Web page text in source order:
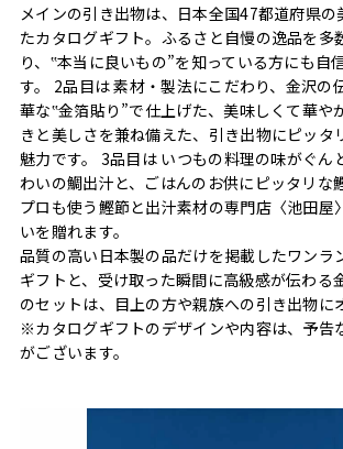
メインの引き出物は、日本全国47都道府県の
たカタログギフト。ふるさと自慢の逸品を多
り、‟本当に良いもの”を知っている方にも自
す。 2品目は 素材・製法にこだわり、金沢の
華な‟金箔貼り”で仕上げた、美味しくて華や
きと美しさを兼ね備えた、引き出物にピッタ
魅力です。 3品目は いつもの料理の味がぐん
わいの鯛出汁と、ごはんのお供にピッタリな
プロも使う鰹節と出汁素材の専門店〈池田屋
いを贈れます。
品質の高い日本製の品だけを掲載したワンラ
ギフトと、受け取った瞬間に高級感が伝わる
のセットは、目上の方や親族への引き出物に
※カタログギフトのデザインや内容は、予告
がございます。